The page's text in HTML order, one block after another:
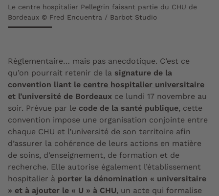
Le centre hospitalier Pellegrin faisant partie du CHU de
Bordeaux © Fred Encuentra / Barbot Studio
Règlementaire… mais pas anecdotique. C’est ce
qu’on pourrait retenir de la signature de la
convention liant le centre hospitalier universitaire
et l’université de Bordeaux ce lundi 17 novembre au
soir. Prévue par le code de la santé publique, cette
convention impose une organisation conjointe entre
chaque CHU et l’université de son territoire afin
d’assurer la cohérence de leurs actions en matière
de soins, d’enseignement, de formation et de
recherche. Elle autorise également l’établissement
hospitalier à porter la dénomination « universitaire
» et à ajouter le « U » à CHU, un acte qui formalise